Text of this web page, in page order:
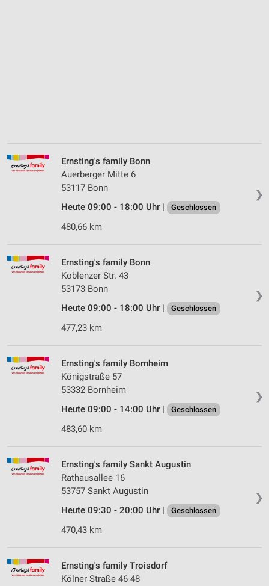
❯
Ernsting's family Bonn
Auerberger Mitte 6
53117 Bonn
Heute 09:00 - 18:00 Uhr |
Geschlossen
480,66 km
❯
Ernsting's family Bonn
Koblenzer Str. 43
53173 Bonn
Heute 09:00 - 18:00 Uhr |
Geschlossen
477,23 km
❯
Ernsting's family Bornheim
Königstraße 57
53332 Bornheim
Heute 09:00 - 14:00 Uhr |
Geschlossen
483,60 km
❯
Ernsting's family Sankt Augustin
Rathausallee 16
53757 Sankt Augustin
Heute 09:30 - 20:00 Uhr |
Geschlossen
470,43 km
Ernsting's family Troisdorf
Kölner Straße 46-48